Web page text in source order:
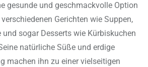
gesunde und geschmackvolle Option
Gerichten wie Suppen,
und sogar Desserts wie Kürbiskuchen
natürliche Süße und erdige
machen ihn zu einer vielseitigen